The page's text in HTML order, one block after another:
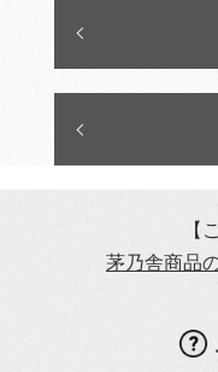
【
茅乃舎商品